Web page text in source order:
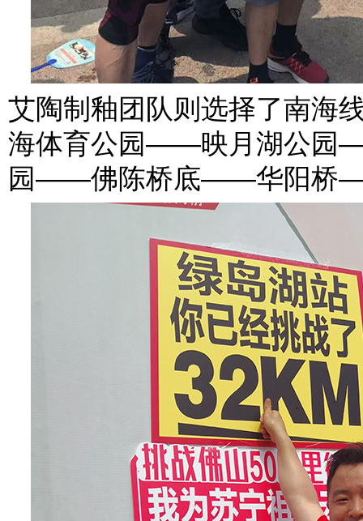
艾陶制釉团队则选择了南
海体育公园——映月湖公园
园——佛陈桥底——华阳桥